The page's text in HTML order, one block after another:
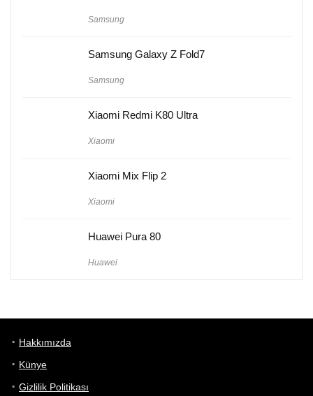
Samsung
Samsung Galaxy Z Fold7
Samsung
Xiaomi Redmi K80 Ultra
Xiaomi
Xiaomi Mix Flip 2
Xiaomi
Huawei Pura 80
Huawei
Hakkımızda
Künye
Gizlilik Politikası